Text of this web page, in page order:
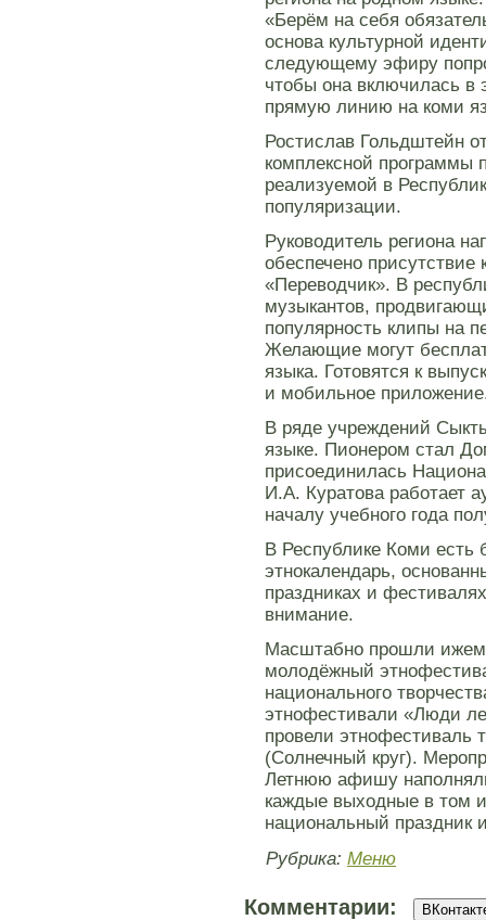
«Берём на себя
основа культурной
следующему эфиру
чтобы она включилась в
прямую линию на коми
Ростислав Гольдштейн
комплексной программы
реализуемой в
популяризации.
Руководитель региона
обеспечено
«Переводчик». В
музыкантов,
популярность клипы на
Желающие могут
языка. Готовятся к
и мобильное
В ряде учреждений
языке. Пионером стал
присоединилась
И.А. Куратова работает
началу учебного года
В Республике Коми
этнокалендарь,
праздниках и
внимание.
Масштабно прошли
молодёжный
национального
этнофестивали «Люди
провели
(Солнечный круг).
Летнюю афишу
каждые выходные в том
национальный
Рубрика: Меню
Комментарии: